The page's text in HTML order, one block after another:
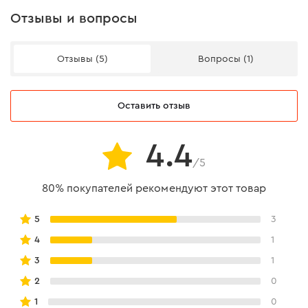
вставки из спандекса между пальцами
обеспечивают комфортную работу;
благодаря мягким вставкам EVA на ладонях
существенно снижается.
Размерная таблица
Отзывы и вопросы
Отзывы (5) Вопросы (1)
Оставить отзыв
4.4/5
80% покупателей рекомендуют этот товар
5 3
4 1
3 1
2 0
1 0